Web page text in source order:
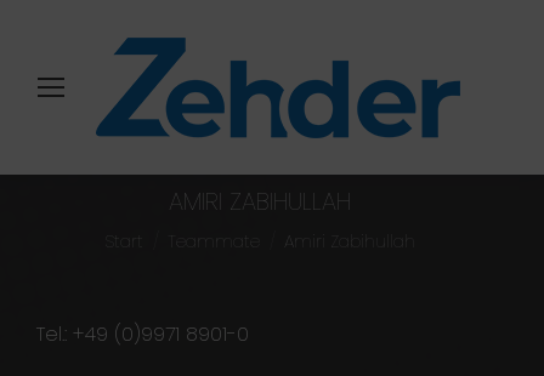
AMIRI ZABIHULLAH
Sie befinden sich hier:
Start Teammate Amiri Zabihullah
Tel.: +49 (0)9971 8901-0